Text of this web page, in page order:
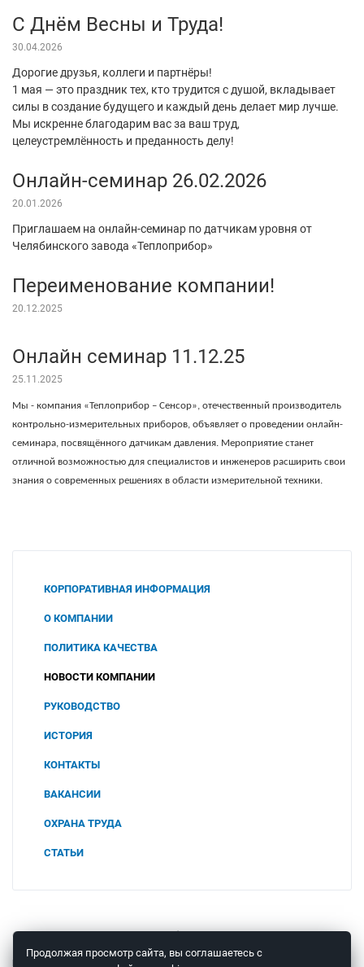
С Днём Весны и Труда!
30.04.2026
Дорогие друзья, коллеги и партнёры!
1 мая — это праздник тех, кто трудится с душой, вкладывает
силы в создание будущего и каждый день делает мир лучше.
Мы искренне благодарим вас за ваш труд,
целеустремлённость и преданность делу!
Онлайн-семинар 26.02.2026
20.01.2026
Приглашаем на онлайн-семинар по датчикам уровня от
Челябинского завода «Теплоприбор»
Переименование компании!
20.12.2025
Онлайн семинар 11.12.25
25.11.2025
Мы - компания «Теплоприбор – Сенсор», отечественный производитель
контрольно-измерительных приборов, объявляет о проведении онлайн-
семинара, посвящённого датчикам давления. Мероприятие станет
отличной возможностью для специалистов и инженеров расширить свои
знания о современных решениях в области измерительной техники.
КОРПОРАТИВНАЯ ИНФОРМАЦИЯ
О КОМПАНИИ
ПОЛИТИКА КАЧЕСТВА
НОВОСТИ КОМПАНИИ
РУКОВОДСТВО
ИСТОРИЯ
КОНТАКТЫ
ВАКАНСИИ
ОХРАНА ТРУДА
2024
ПРОМЫШЛЕННОЙ БЕЗОПАСНОСТИ
СТАТЬИ
© 2008 – 2026 ООО «Теплоприбор-Сенсор»
КОНСУЛЬТАЦИЯ СПЕЦИАЛИСТА
Продолжая просмотр сайта, вы соглашаетесь с